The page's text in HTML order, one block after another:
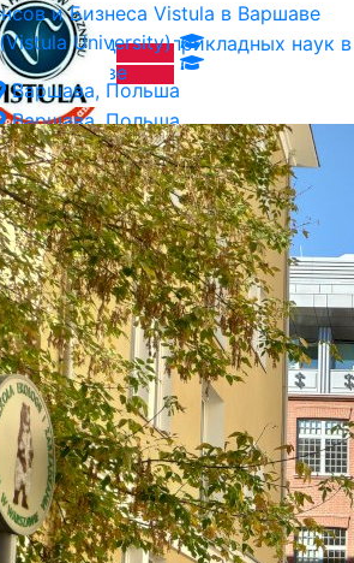
Академия прикладных наук в
Варшаве
Варшава, Польша
и Бизнеса Vistula в Варшаве
(Vistula University)
Варшава, Польша